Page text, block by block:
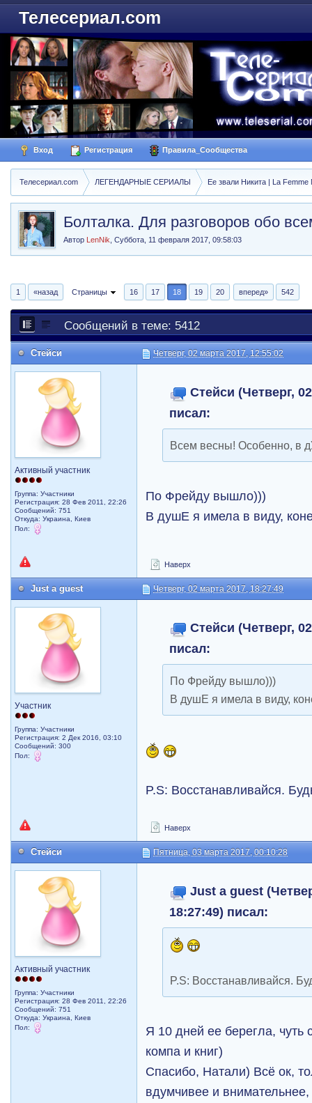
Телесериал.com
Вход Регистрация Правила_Сообщества
Телесериал.com ЛЕГЕНДАРНЫЕ СЕРИАЛЫ Ее звали Никита | La Femme
Болталка. Для разговоров обо
Автор LenNik ,Суббота, 11 февраля 2017, 09:58:03
1 «назад Страницы 16 17 18 19 20 вперед» 542
Сообщений в теме: 5412
Стейси Четверг, 02 марта 2017, 12:55:02
Активный участник
Группа: Участники
Регистрация: 28 Фев 2011, 22:26
Сообщений: 751
Откуда: Украина, Киев
Пол:
Стейси (Четверг,
писал:
Всем весны! Особенно, в
По Фрейду вышло)))
В душЕ я имела в виду,
Наверх
Just a guest Четверг, 02 марта 2017, 18:27:49
Участник
Группа: Участники
Регистрация: 2 Дек 2016, 03:10
Сообщений: 300
Пол:
Стейси (Четверг,
писал:
По Фрейду вышло)))
В душЕ я имела в виду,
P.S: Восстанавливайся.
Наверх
Стейси Пятница, 03 марта 2017, 00:10:28
Активный участник
Группа: Участники
Регистрация: 28 Фев 2011, 22:26
Сообщений: 751
Откуда: Украина, Киев
Пол:
Just a guest
18:27:49) писал:
P.S: Восстанавливайся.
Я 10 дней ее берегла, чуть
компа и книг)
Спасибо, Натали) Всё ок,
вдумчивее и